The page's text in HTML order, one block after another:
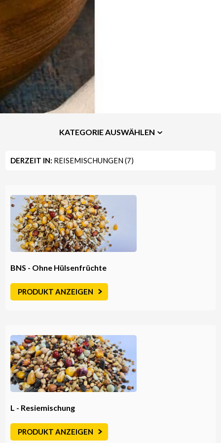
KATEGORIE AUSWÄHLEN
DERZEIT IN: REISEMISCHUNGEN (7)
BNS - Ohne Hülsenfrüchte
PRODUKT ANZEIGEN
L - Resiemischung
PRODUKT ANZEIGEN